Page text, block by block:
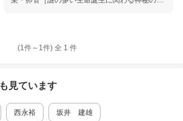
(1件～ 1件) 全 1 件
も見ています
西永裕 坂井 建雄